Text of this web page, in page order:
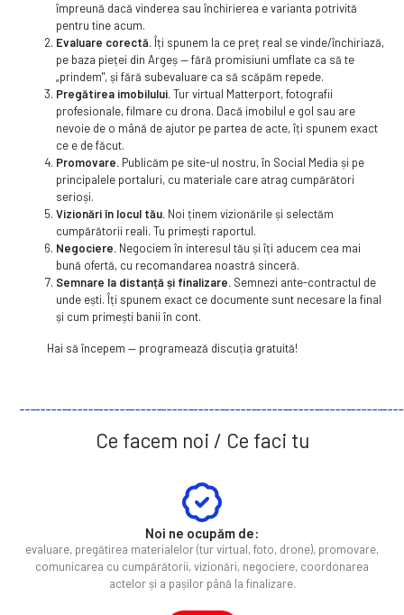
împreună dacă vinderea sau închirierea e varianta potrivită
pentru tine acum.
Evaluare corectă. Îți spunem la ce preț real se vinde/închiriază,
pe baza pieței din Argeș — fără promisiuni umflate ca să te
„prindem", și fără subevaluare ca să scăpăm repede.
Pregătirea imobilului. Tur virtual Matterport, fotografii
profesionale, filmare cu drona. Dacă imobilul e gol sau are
nevoie de o mână de ajutor pe partea de acte, îți spunem exact
ce e de făcut.
Promovare. Publicăm pe site-ul nostru, în Social Media și pe
principalele portaluri, cu materiale care atrag cumpărători
serioși.
Vizionări în locul tău. Noi ținem vizionările și selectăm
cumpărătorii reali. Tu primești raportul.
Negociere. Negociem în interesul tău și îți aducem cea mai
bună ofertă, cu recomandarea noastră sinceră.
Semnare la distanță și finalizare. Semnezi ante-contractul de
unde ești. Îți spunem exact ce documente sunt necesare la final
și cum primești banii în cont.
Hai să începem — programează discuția gratuită!
Ce facem noi / Ce faci tu
Noi ne ocupăm de:
evaluare, pregătirea materialelor (tur virtual, foto, drone), promovare,
comunicarea cu cumpărătorii, vizionări, negociere, coordonarea
actelor și a pașilor până la finalizare.